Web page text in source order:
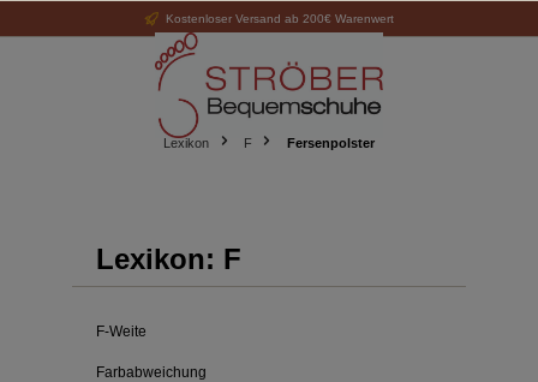
Kostenloser Versand ab 200€ Warenwert
Lexikon F Fersenpolster
Lexikon: F
F-Weite
Farbabweichung